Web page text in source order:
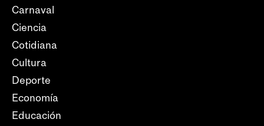
Carnaval
Ciencia
Cotidiana
Cultura
Deporte
Economía
Educación